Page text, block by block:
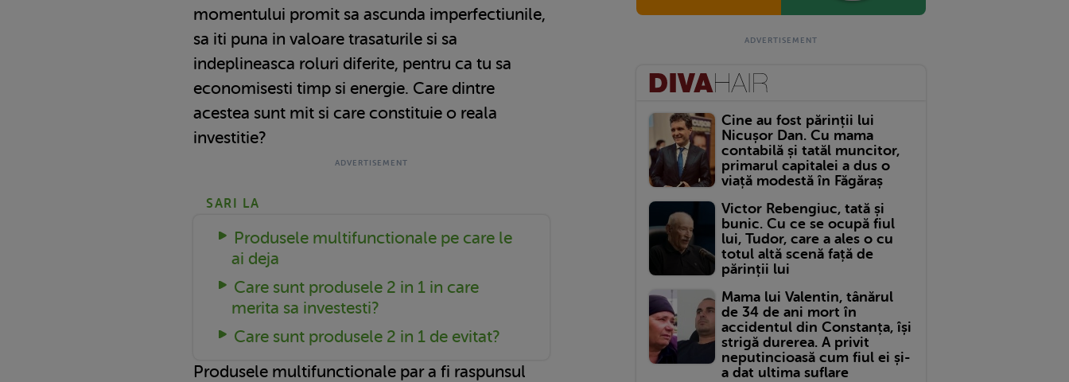
momentului promit sa ascunda imperfectiunile,
sa iti puna in valoare trasaturile si sa
indeplineasca roluri diferite, pentru ca tu sa
economisesti timp si energie. Care dintre
acestea sunt mit si care constituie o reala
investitie?
SARI LA
Produsele multifunctionale pe care le
ai deja
Care sunt produsele 2 in 1 in care
merita sa investesti?
Care sunt produsele 2 in 1 de evitat?
Produsele multifunctionale par a fi raspunsul
Cine au fost părinții lui
Nicușor Dan. Cu mama
contabilă și tatăl muncitor,
primarul capitalei a dus o
viață modestă în Făgăraș
Victor Rebengiuc, tată și
bunic. Cu ce se ocupă fiul
lui, Tudor, care a ales o cu
totul altă scenă față de
părinții lui
Mama lui Valentin, tânărul
de 34 de ani mort în
accidentul din Constanța, își
strigă durerea. A privit
neputincioasă cum fiul ei și-
a dat ultima suflare